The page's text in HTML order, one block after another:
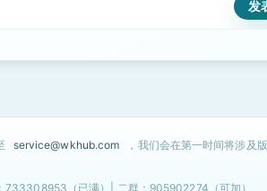
service@wkhub.com ，我们会在第一时间将涉及
733308953（已满）| 二群：905902274（可加）